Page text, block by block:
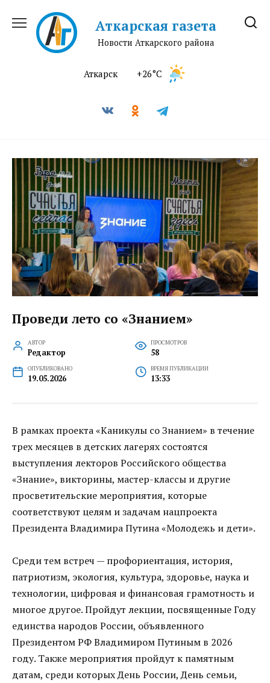
содержанию
Аткарская газета
Новости Аткарского района
Аткарск +26°C
Проведи лето со «Знанием»
АВТОР
Редактор
ПРОСМОТРОВ
58
ОПУБЛИКОВАНО
19.05.2026
ВРЕМЯ ПУБЛИКАЦИИ
13:33
В рамках проекта «Каникулы со Знанием» в течение
трех месяцев в детских лагерях состоятся
выступления лекторов Российского общества
«Знание», викторины, мастер-классы и другие
просветительские мероприятия, которые
соответствуют целям и задачам нацпроекта
Президента Владимира Путина «Молодежь и дети».
Среди тем встреч — профориентация, история,
патриотизм, экология, культура, здоровье, наука и
технологии, цифровая и финансовая грамотность и
многое другое. Пройдут лекции, посвященные Году
единства народов России, объявленного
Президентом РФ Владимиром Путиным в 2026
году. Также мероприятия пройдут к памятным
датам, среди которых День России, День семьи,